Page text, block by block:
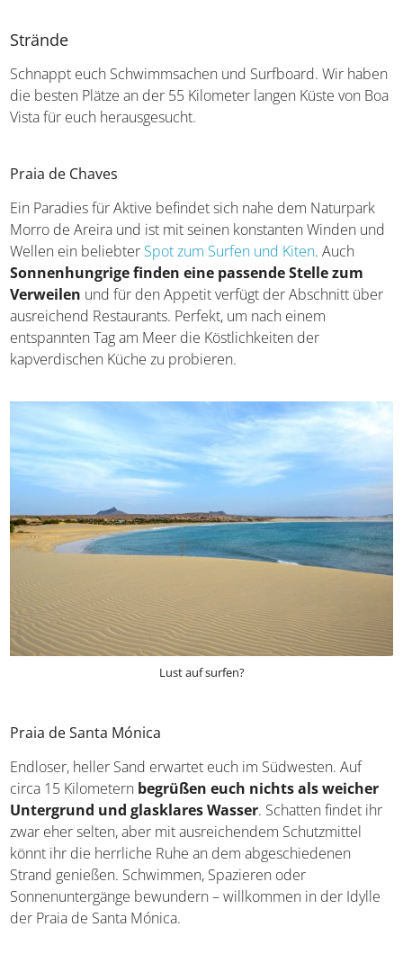
Strände
Schnappt euch Schwimmsachen und Surfboard. Wir haben
die besten Plätze an der 55 Kilometer langen Küste von Boa
Vista für euch herausgesucht.
Praia de Chaves
Ein Paradies für Aktive befindet sich nahe dem Naturpark
Morro de Areira und ist mit seinen konstanten Winden und
Wellen ein beliebter Spot zum Surfen und Kiten. Auch
Sonnenhungrige finden eine passende Stelle zum
Verweilen und für den Appetit verfügt der Abschnitt über
ausreichend Restaurants. Perfekt, um nach einem
entspannten Tag am Meer die Köstlichkeiten der
kapverdischen Küche zu probieren.
Lust auf surfen?
Praia de Santa Mónica
Endloser, heller Sand erwartet euch im Südwesten. Auf
circa 15 Kilometern begrüßen euch nichts als weicher
Untergrund und glasklares Wasser. Schatten findet ihr
zwar eher selten, aber mit ausreichendem Schutzmittel
könnt ihr die herrliche Ruhe an dem abgeschiedenen
Strand genießen. Schwimmen, Spazieren oder
Sonnenuntergänge bewundern – willkommen in der Idylle
der Praia de Santa Mónica.